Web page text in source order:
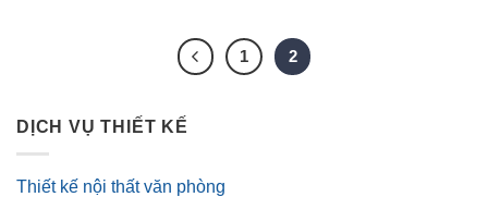
1 2
DỊCH VỤ THIẾT KẾ
Thiết kế nội thất văn phòng